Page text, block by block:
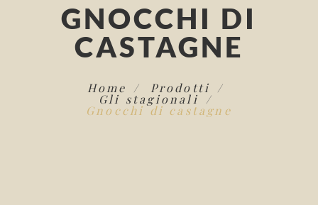
GNOCCHI DI
CASTAGNE
Home Prodotti
Gli stagionali
Gnocchi di castagne